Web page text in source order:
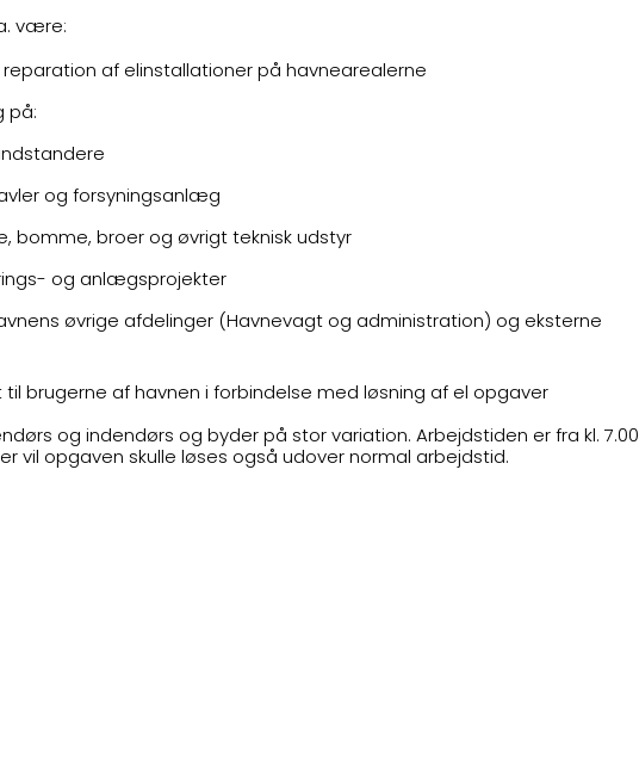
være:
af elinstallationer på havnearealerne
på:
og forsyningsanlæg
bomme, broer og øvrigt teknisk udstyr
og anlægsprojekter
øvrige afdelinger (Havnevagt og administration) og eksterne
til brugerne af havnen i forbindelse med løsning af el opgaver
og indendørs og byder på stor variation. Arbejdstiden er fra kl. 7.00
vil opgaven skulle løses også udover normal arbejdstid.